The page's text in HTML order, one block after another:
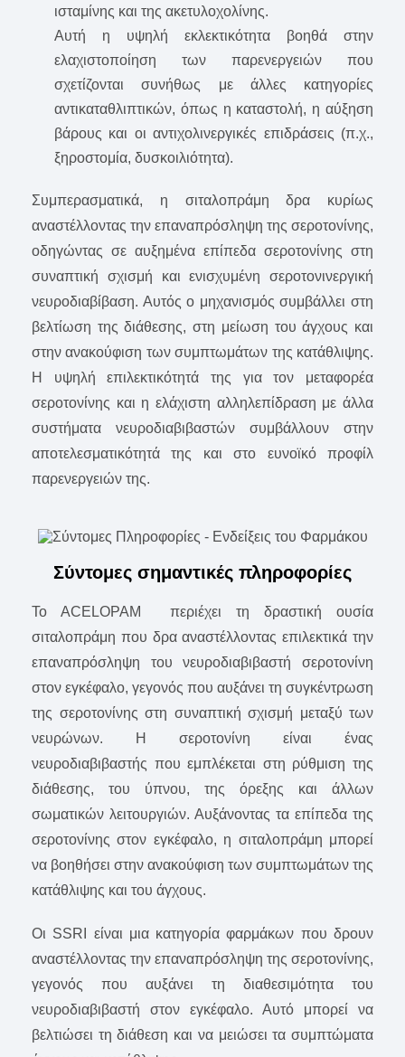
ισταμίνης και της ακετυλοχολίνης.
Αυτή η υψηλή εκλεκτικότητα βοηθά στην
ελαχιστοποίηση των παρενεργειών που
σχετίζονται συνήθως με άλλες κατηγορίες
αντικαταθλιπτικών, όπως η καταστολή, η αύξηση
βάρους και οι αντιχολινεργικές επιδράσεις (π.χ.,
ξηροστομία, δυσκοιλιότητα).
Συμπερασματικά, η σιταλοπράμη δρα κυρίως
αναστέλλοντας την επαναπρόσληψη της σεροτονίνης,
οδηγώντας σε αυξημένα επίπεδα σεροτονίνης στη
συναπτική σχισμή και ενισχυμένη σεροτονινεργική
νευροδιαβίβαση. Αυτός ο μηχανισμός συμβάλλει στη
βελτίωση της διάθεσης, στη μείωση του άγχους και
στην ανακούφιση των συμπτωμάτων της κατάθλιψης.
Η υψηλή επιλεκτικότητά της για τον μεταφορέα
σεροτονίνης και η ελάχιστη αλληλεπίδραση με άλλα
συστήματα νευροδιαβιβαστών συμβάλλουν στην
αποτελεσματικότητά της και στο ευνοϊκό προφίλ
παρενεργειών της.
Σύντομες σημαντικές πληροφορίες
To ACELOPAM περιέχει τη δραστική ουσία
σιταλοπράμη που δρα αναστέλλοντας επιλεκτικά την
επαναπρόσληψη του νευροδιαβιβαστή σεροτονίνη
στον εγκέφαλο, γεγονός που αυξάνει τη συγκέντρωση
της σεροτονίνης στη συναπτική σχισμή μεταξύ των
νευρώνων. Η σεροτονίνη είναι ένας
νευροδιαβιβαστής που εμπλέκεται στη ρύθμιση της
διάθεσης, του ύπνου, της όρεξης και άλλων
σωματικών λειτουργιών. Αυξάνοντας τα επίπεδα της
σεροτονίνης στον εγκέφαλο, η σιταλοπράμη μπορεί
να βοηθήσει στην ανακούφιση των συμπτωμάτων της
κατάθλιψης και του άγχους.
Οι SSRI είναι μια κατηγορία φαρμάκων που δρουν
αναστέλλοντας την επαναπρόσληψη της σεροτονίνης,
γεγονός που αυξάνει τη διαθεσιμότητα του
νευροδιαβιβαστή στον εγκέφαλο. Αυτό μπορεί να
βελτιώσει τη διάθεση και να μειώσει τα συμπτώματα